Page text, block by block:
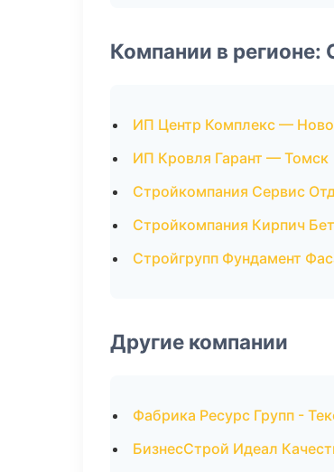
Компании в
ИП Центр Комплекс —
ИП Кровля Гарант — Томск
Стройкомпания Сервис
Стройкомпания Кирпич
Стройгрупп Фундамент
Другие компании
Фабрика Ресурс Групп -
БизнесСтрой Идеал